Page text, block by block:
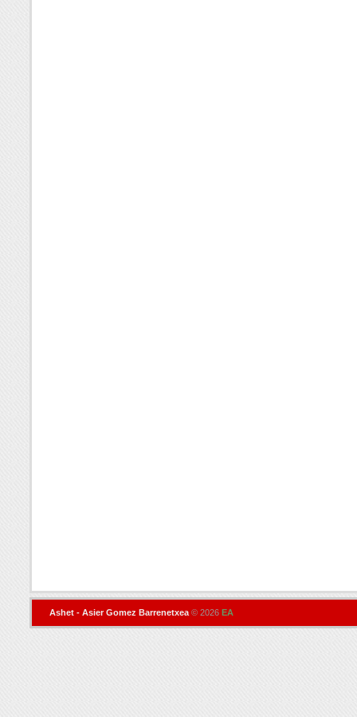
Ashet - Asier Gomez Barrenetxea © 2026 EA